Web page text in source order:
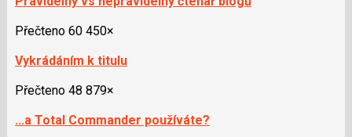
Přečteno 60 450×
Vykrádáním k titulu
Přečteno 48 879×
...a Total Commander používáte?